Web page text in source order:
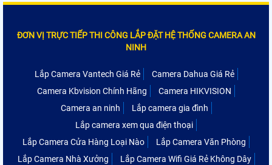
ĐƠN VỊ TRỰC TIẾP THI CÔNG LẮP ĐẶT HỆ THỐNG CAMERA AN
NINH
Lắp Camera Vantech Giá Rẻ
Camera Dahua Giá Rẻ
Camera Kbvision Chính Hãng
Camera HIKVISION
Camera an ninh
Lắp camera gia đình
Lắp camera xem qua điện thoại
Lắp Camera Cửa Hàng Loại Nào
Lắp Camera Văn Phòng
Lắp Camera Nhà Xưởng
Lắp Camera Wifi Giá Rẻ Không Dây